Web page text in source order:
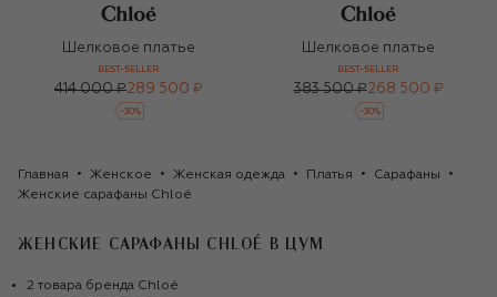
Шелковое платье
BEST-SELLER
414 000 ₽289 500 ₽
-30%
Шелковое платье
BEST-SELLER
383 500 ₽268 500 ₽
-30%
Главная Женское Женская одежда Платья
Сарафаны
Женские сарафаны Chloé
ЖЕНСКИЕ САРАФАНЫ CHLOÉ В ЦУМ
2 товара бренда Chloé